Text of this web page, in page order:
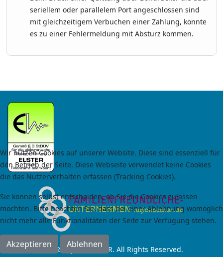
seriellem oder parallelem Port angeschlossen sind
mit gleichzeitigem Verbuchen einer Zahlung, konnte
es zu einer Fehlermeldung mit Absturz kommen.
© 2024 by RoCas GbR. All Rights Reserved.
Wir nutzen Cookies auf unserer Website. Diese sind essenziell für
den Betrieb der Seite. Diese Webseite verwendet keine Cookies
die das Nutzerverhalten erfassen (Tracking Cookies).
Sie können selbst entscheiden, ob Sie die Cookies zulassen
möchten. Bitte beachten Sie, dass bei einer Ablehnung womöglich
nicht mehr alle Funktionalitäten der Seite zur Verfügung stehen.
Akzeptieren Ablehnen